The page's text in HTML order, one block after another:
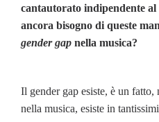
cantautorato indipendente al
ancora bisogno di queste
gender gap nella musica?
Il gender gap esiste, è un
nella musica, esiste in